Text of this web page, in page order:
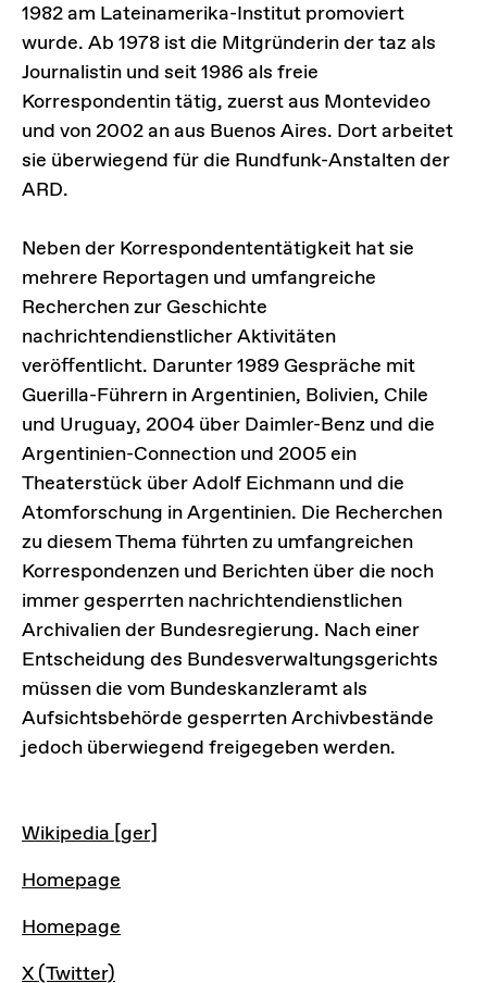
1982 am Lateinamerika-Institut promoviert
wurde. Ab 1978 ist die Mitgründerin der taz als
Journalistin und seit 1986 als freie
Korrespondentin tätig, zuerst aus Montevideo
und von 2002 an aus Buenos Aires. Dort arbeitet
sie überwiegend für die Rundfunk-Anstalten der
ARD.
Neben der Korrespondententätigkeit hat sie
mehrere Reportagen und umfangreiche
Recherchen zur Geschichte
nachrichtendienstlicher Aktivitäten
veröffentlicht. Darunter 1989 Gespräche mit
Guerilla-Führern in Argentinien, Bolivien, Chile
und Uruguay, 2004 über Daimler-Benz und die
Argentinien-Connection und 2005 ein
Theaterstück über Adolf Eichmann und die
Atomforschung in Argentinien. Die Recherchen
zu diesem Thema führten zu umfangreichen
Korrespondenzen und Berichten über die noch
immer gesperrten nachrichtendienstlichen
Archivalien der Bundesregierung. Nach einer
Entscheidung des Bundesverwaltungsgerichts
müssen die vom Bundeskanzleramt als
Aufsichtsbehörde gesperrten Archivbestände
jedoch überwiegend freigegeben werden.
LINKS
Wikipedia [ger]
Homepage
Homepage
X (Twitter)